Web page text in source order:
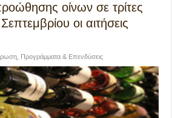
οίνων σε τρίτες
οι αιτήσεις
Προγράμματα & Επενδύσεις